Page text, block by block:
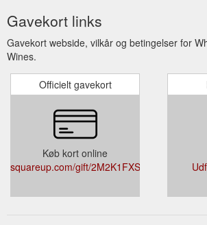
Gavekort links
Gavekort webside, vilkår og betingelser for
Wines.
Officielt gavekort
Køb kort online
squareup.com/gift/2M2K1FXS8VMXF/order